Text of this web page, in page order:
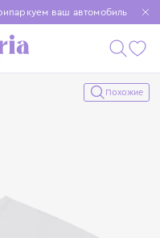
ваш автомобиль
от 15 000 ₽
были еще удобнее
Похожие